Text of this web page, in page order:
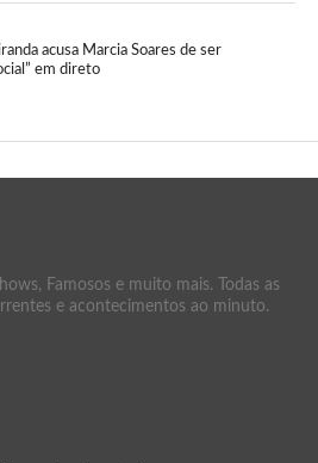
acusa Marcia Soares de ser
em direto
Famosos e muito mais. Todas as
e acontecimentos ao minuto.